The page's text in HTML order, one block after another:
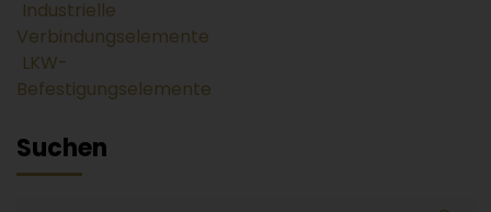
Industrielle
Verbindungselemente
LKW-
Befestigungselemente
Suchen